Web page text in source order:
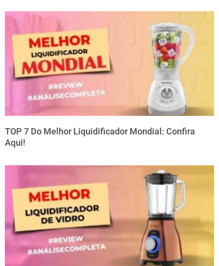
TOP 7 Do Melhor Liquidificador Mondial: Confira
Aqui!